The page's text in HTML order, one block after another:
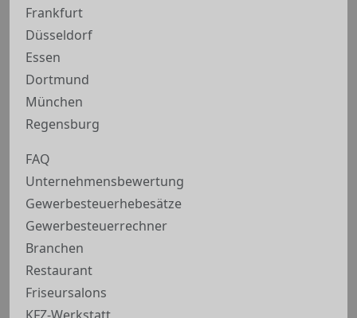
Frankfurt
Düsseldorf
Essen
Dortmund
München
Regensburg
FAQ
Unternehmensbewertung
Gewerbesteuerhebesätze
Gewerbesteuerrechner
Branchen
Restaurant
Friseursalons